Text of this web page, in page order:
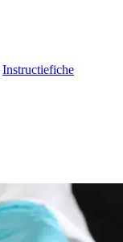
Instructiefiche